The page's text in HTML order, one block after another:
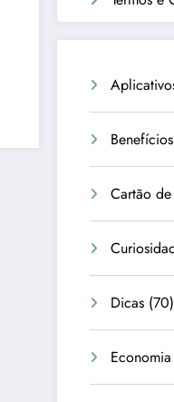
Benefícios
Cartão
Dicas (70)
Economia